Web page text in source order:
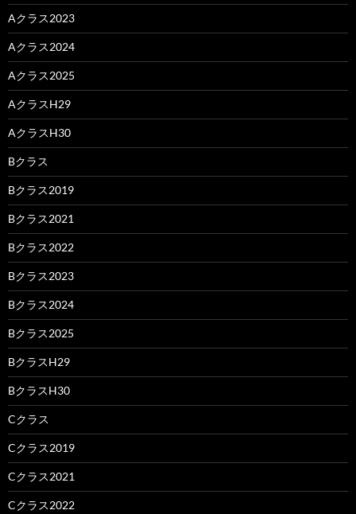
Aクラス2023
Aクラス2024
Aクラス2025
AクラスH29
AクラスH30
Bクラス
Bクラス2019
Bクラス2021
Bクラス2022
Bクラス2023
Bクラス2024
Bクラス2025
BクラスH29
BクラスH30
Cクラス
Cクラス2019
Cクラス2021
Cクラス2022